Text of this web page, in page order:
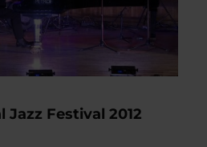
Jazz Festival 2012